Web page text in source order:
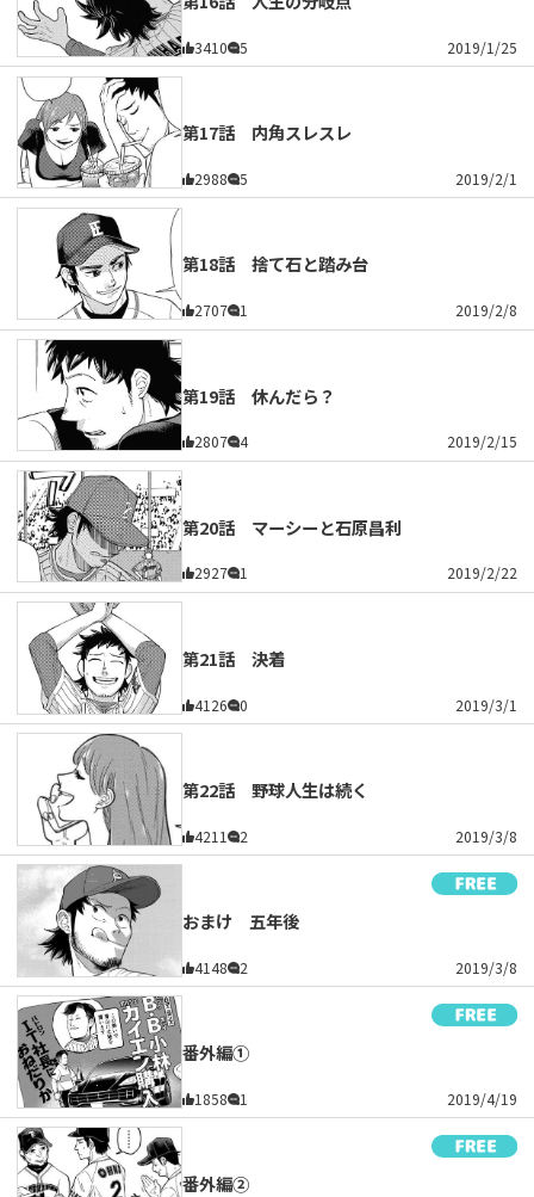
3410 5 2019/1/25
第17話 内角スレスレ
2988 5 2019/2/1
第18話 捨て石と踏み台
2707 1 2019/2/8
第19話 休んだら？
2807 4 2019/2/15
第20話 マーシーと石原昌利
2927 1 2019/2/22
第21話 決着
4126 0 2019/3/1
第22話 野球人生は続く
4211 2 2019/3/8
おまけ 五年後
4148 2 2019/3/8
番外編①
1858 1 2019/4/19
番外編②